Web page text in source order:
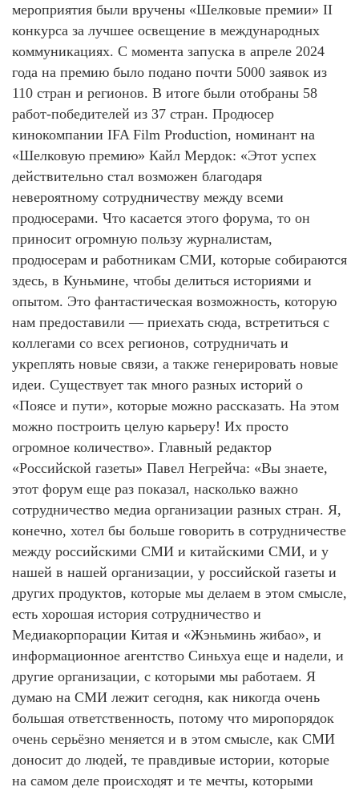
мероприятия были вручены «Шелковые премии» II
конкурса за лучшее освещение в международных
коммуникациях. С момента запуска в апреле 2024
года на премию было подано почти 5000 заявок из
110 стран и регионов. В итоге были отобраны 58
работ-победителей из 37 стран. Продюсер
кинокомпании IFA Film Production, номинант на
«Шелковую премию» Кайл Мердок: «Этот успех
действительно стал возможен благодаря
невероятному сотрудничеству между всеми
продюсерами. Что касается этого форума, то он
приносит огромную пользу журналистам,
продюсерам и работникам СМИ, которые собираются
здесь, в Куньмине, чтобы делиться историями и
опытом. Это фантастическая возможность, которую
нам предоставили — приехать сюда, встретиться с
коллегами со всех регионов, сотрудничать и
укреплять новые связи, а также генерировать новые
идеи. Существует так много разных историй о
«Поясе и пути», которые можно рассказать. На этом
можно построить целую карьеру! Их просто
огромное количество». Главный редактор
«Российской газеты»​ Павел Негрейча: «Вы знаете,
этот форум еще раз показал, насколько важно
сотрудничество медиа организации разных стран. Я,
конечно, хотел бы больше говорить в сотрудничестве
между российскими СМИ и китайскими СМИ, и у
нашей в нашей организации, у российской газеты и
других продуктов, которые мы делаем в этом смысле,
есть хорошая история сотрудничество и
Медиакорпорации Китая и ​​«Жэньминь жибао»​​, и
информационное агентство Синьхуа еще и надели, и
другие организации, с которыми мы работаем. Я
думаю на СМИ лежит сегодня, как никогда очень
большая ответственность, потому что миропорядок
очень серьёзно меняется и в этом смысле, как СМИ
доносит до людей, те правдивые истории, которые
на самом деле происходят и те мечты, которыми